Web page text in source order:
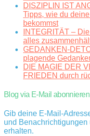
DISZIPLIN IST
Tipps, wie du
bekommst
INTEGRITÄT –
alles
GEDANKEN-
plagende
DIE MAGIE DER
FRIEDEN durch
Blog via E-Mail abonnieren
Gib deine E-Mail-
und
erhalten.